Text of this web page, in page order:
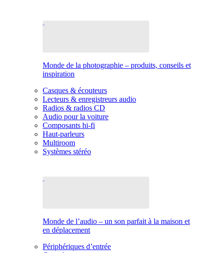
Monde de la photographie – produits, conseils et
inspiration
Casques & écouteurs
Lecteurs & enregistreurs audio
Radios & radios CD
Audio pour la voiture
Composants hi-fi
Haut-parleurs
Multiroom
Systèmes stéréo
Monde de l’audio – un son parfait à la maison et
en déplacement
Périphériques d’entrée